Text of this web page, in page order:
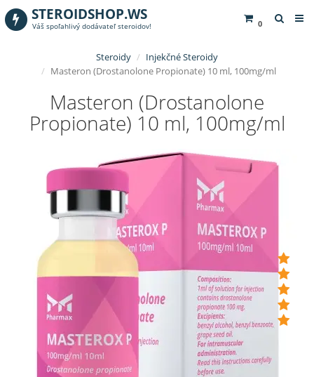
0
STEROIDSHOP.WS
Váš spoľahlivý dodávateľ steroidov!
Steroidy
Injekčné Steroidy
Masteron (Drostanolone Propionate) 10 ml, 100mg/ml
Masteron (Drostanolone
Propionate) 10 ml, 100mg/ml